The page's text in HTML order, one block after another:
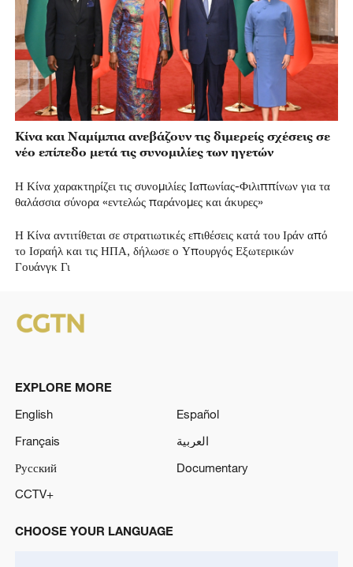
Κίνα και Ναμίμπια ανεβάζουν τις διμερείς σχέσεις σε
νέο επίπεδο μετά τις συνομιλίες των ηγετών
Η Κίνα χαρακτηρίζει τις συνομιλίες Ιαπωνίας-Φιλιππίνων για τα
θαλάσσια σύνορα «εντελώς παράνομες και άκυρες»
Η Κίνα αντιτίθεται σε στρατιωτικές επιθέσεις κατά του Ιράν από
το Ισραήλ και τις ΗΠΑ, δήλωσε ο Υπουργός Εξωτερικών
Γουάνγκ Γι
EXPLORE MORE
English
Español
Français
العربية
Русский
Documentary
CCTV+
CHOOSE YOUR LANGUAGE